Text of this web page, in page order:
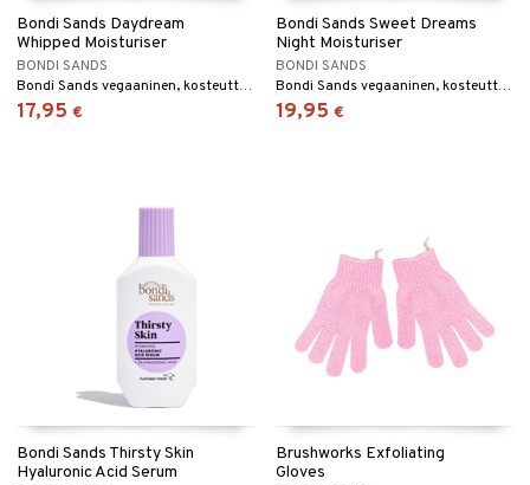
Bondi Sands Daydream
Whipped Moisturiser
BONDI SANDS
Bondi Sands vegaaninen, kosteuttava päivävoide
17,95 €
Bondi Sands Sweet Dreams
Night Moisturiser
BONDI SANDS
Bondi Sands vegaaninen, kosteuttavaja ja ravitseva yövoide
19,95 €
Bondi Sands Thirsty Skin
Hyaluronic Acid Serum
Brushworks Exfoliating
Gloves